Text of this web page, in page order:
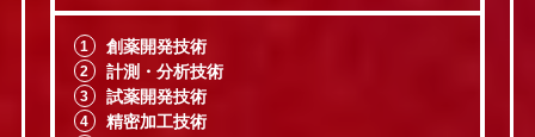
創薬開発技術
計測・分析技術
試薬開発技術
精密加工技術